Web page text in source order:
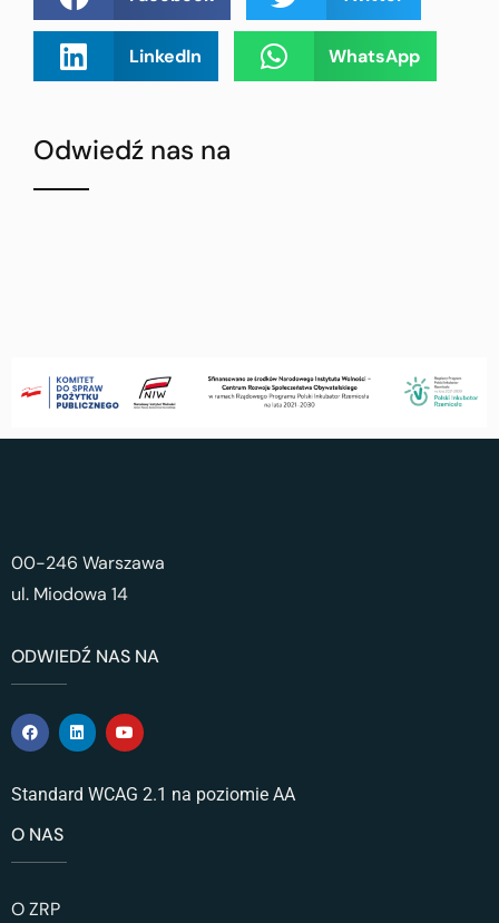
LinkedIn WhatsApp
Odwiedź nas na
00-246 Warszawa
ul. Miodowa 14
ODWIEDŹ NAS NA
Standard WCAG 2.1 na poziomie AA
O NAS
O ZRP